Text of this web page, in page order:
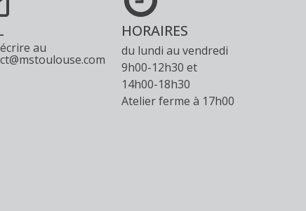
au
HORAIRES
du lundi au vendredi
9h00-12h30 et
14h00-18h30
Atelier ferme à 17h00